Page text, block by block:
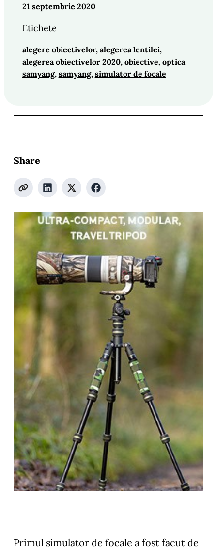
21 septembrie 2020
Etichete
alegere obiectivelor, alegerea lentilei ,
alegerea obiectivelor 2020, obiective, optica
samyang, samyang, simulator de focale
Share
Primul simulator de focale a fost facut de